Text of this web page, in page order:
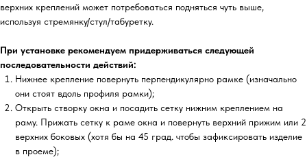
верхних креплений может потребоваться подняться чуть выше,
используя стремянку/стул/табуретку.
При установке рекомендуем придерживаться следующей
последовательности действий:
Нижнее крепление повернуть перпендикулярно рамке (изначально
они стоят вдоль профиля рамки);
Открыть створку окна и посадить сетку нижним креплением на
раму. Прижать сетку к раме окна и повернуть верхний прижим или 2
верхних боковых (хотя бы на 45 град. чтобы зафиксировать изделие
в проеме);